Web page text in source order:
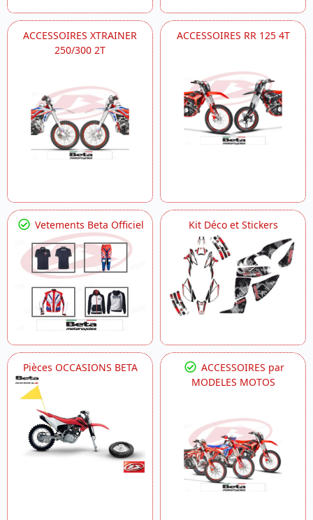
ACCESSOIRES XTRAINER
250/300 2T
ACCESSOIRES RR 125 4T
Vetements Beta Officiel Kit Déco et Stickers
Pièces OCCASIONS BETA
ACCESSOIRES par
MODELES MOTOS